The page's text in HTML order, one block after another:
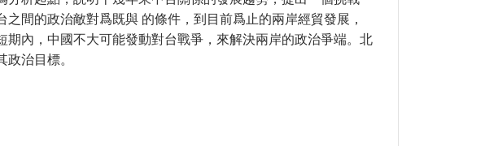
間的政治敵對爲既與 的條件，到目前爲止的兩岸經貿發展，
內，中國不大可能發動對台戰爭，來解決兩岸的政治爭端。北
治目標。
冷戰時代初期兩岸關係的基調與變奏